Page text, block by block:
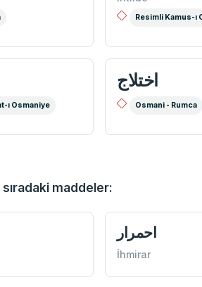
Resimli Kamus-ı
ı Osmaniye
اختلاج
Osmani - Rumca
maddeler:
احمرار
İhmirar